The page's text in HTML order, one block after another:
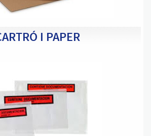
I PAPER